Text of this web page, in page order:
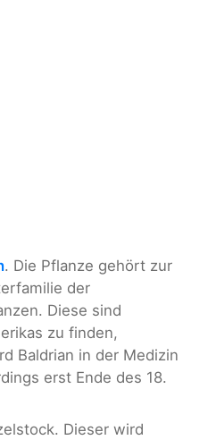
. Die Pflanze gehört zur
der
Diese sind
zu finden,
Baldrian in der Medizin
erst Ende des 18.
Dieser wird